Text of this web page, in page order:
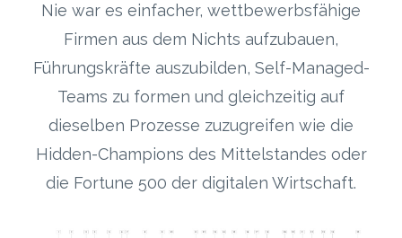
Nie war es einfacher, wettbewerbsfähige
Firmen aus dem Nichts aufzubauen,
Führungskräfte auszubilden, Self-Managed-
Teams zu formen und gleichzeitig auf
dieselben Prozesse zuzugreifen wie die
Hidden-Champions des Mittelstandes oder
die Fortune 500 der digitalen Wirtschaft.